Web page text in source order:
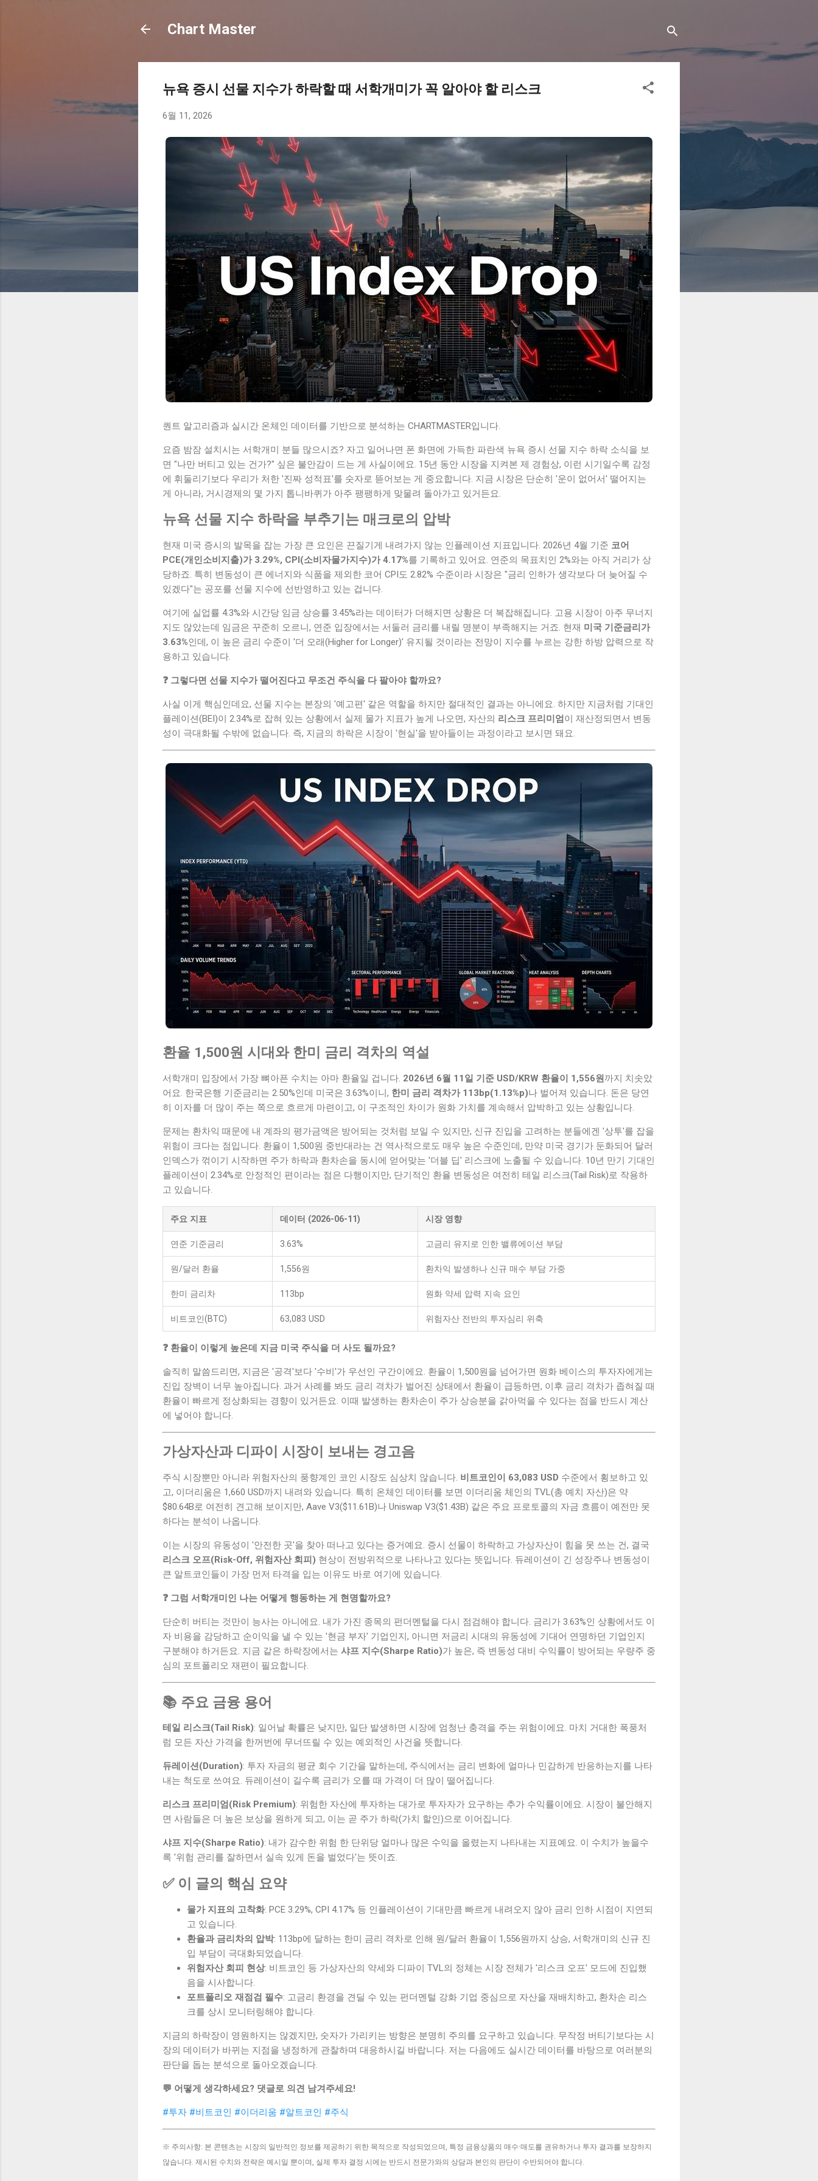
Chart Master
뉴욕 증시 선물 지수가 하락할 때 서학개미가 꼭 알아야 할 리스크
6월 11, 2026
퀀트 알고리즘과 실시간 온체인 데이터를 기반으로 분석하는 CHARTMASTER입니다.
요즘 밤잠 설치시는 서학개미 분들 많으시죠? 자고 일어나면 폰 화면에 가득한 파란색 뉴욕 증시 선물 지수 하락 소식을 보
면 "나만 버티고 있는 건가?" 싶은 불안감이 드는 게 사실이에요. 15년 동안 시장을 지켜본 제 경험상, 이런 시기일수록 감정
에 휘둘리기보다 우리가 처한 '진짜 성적표'를 숫자로 뜯어보는 게 중요합니다. 지금 시장은 단순히 '운이 없어서' 떨어지는
게 아니라, 거시경제의 몇 가지 톱니바퀴가 아주 팽팽하게 맞물려 돌아가고 있거든요.
뉴욕 선물 지수 하락을 부추기는 매크로의 압박
현재 미국 증시의 발목을 잡는 가장 큰 요인은 끈질기게 내려가지 않는 인플레이션 지표입니다. 2026년 4월 기준 코어
PCE(개인소비지출)가 3.29%, CPI(소비자물가지수)가 4.17%를 기록하고 있어요. 연준의 목표치인 2%와는 아직 거리가 상
당하죠. 특히 변동성이 큰 에너지와 식품을 제외한 코어 CPI도 2.82% 수준이라 시장은 "금리 인하가 생각보다 더 늦어질 수
있겠다"는 공포를 선물 지수에 선반영하고 있는 겁니다.
여기에 실업률 4.3%와 시간당 임금 상승률 3.45%라는 데이터가 더해지면 상황은 더 복잡해집니다. 고용 시장이 아주 무너지
지도 않았는데 임금은 꾸준히 오르니, 연준 입장에서는 서둘러 금리를 내릴 명분이 부족해지는 거죠. 현재 미국 기준금리가
3.63%인데, 이 높은 금리 수준이 '더 오래(Higher for Longer)' 유지될 것이라는 전망이 지수를 누르는 강한 하방 압력으로 작
용하고 있습니다.
❓ 그렇다면 선물 지수가 떨어진다고 무조건 주식을 다 팔아야 할까요?
사실 이게 핵심인데요, 선물 지수는 본장의 '예고편' 같은 역할을 하지만 절대적인 결과는 아니에요. 하지만 지금처럼 기대인
플레이션(BEI)이 2.34%로 잡혀 있는 상황에서 실제 물가 지표가 높게 나오면, 자산의 리스크 프리미엄 이 재산정되면서 변동
성이 극대화될 수밖에 없습니다. 즉, 지금의 하락은 시장이 '현실'을 받아들이는 과정이라고 보시면 돼요.
환율 1,500원 시대와 한미 금리 격차의 역설
서학개미 입장에서 가장 뼈아픈 수치는 아마 환율일 겁니다. 2026년 6월 11일 기준 USD/KRW 환율이 1,556원 까지 치솟았
어요. 한국은행 기준금리는 2.50%인데 미국은 3.63%이니, 한미 금리 격차가 113bp(1.13%p)나 벌어져 있습니다. 돈은 당연
히 이자를 더 많이 주는 쪽으로 흐르게 마련이고, 이 구조적인 차이가 원화 가치를 계속해서 압박하고 있는 상황입니다.
문제는 환차익 때문에 내 계좌의 평가금액은 방어되는 것처럼 보일 수 있지만, 신규 진입을 고려하는 분들에겐 '상투'를 잡을
위험이 크다는 점입니다. 환율이 1,500원 중반대라는 건 역사적으로도 매우 높은 수준인데, 만약 미국 경기가 둔화되어 달러
인덱스가 꺾이기 시작하면 주가 하락과 환차손을 동시에 얻어맞는 '더블 딥' 리스크에 노출될 수 있습니다. 10년 만기 기대인
플레이션이 2.34%로 안정적인 편이라는 점은 다행이지만, 단기적인 환율 변동성은 여전히 테일 리스크(Tail Risk)로 작용하
고 있습니다.
주요 지표 데이터 (2026-06-11) 시장 영향
연준 기준금리 3.63% 고금리 유지로 인한 밸류에이션 부담
원/달러 환율 1,556원 환차익 발생하나 신규 매수 부담 가중
한미 금리차 113bp 원화 약세 압력 지속 요인
비트코인(BTC) 63,083 USD 위험자산 전반의 투자심리 위축
❓ 환율이 이렇게 높은데 지금 미국 주식을 더 사도 될까요?
솔직히 말씀드리면, 지금은 '공격'보다 '수비'가 우선인 구간이에요. 환율이 1,500원을 넘어가면 원화 베이스의 투자자에게는
진입 장벽이 너무 높아집니다. 과거 사례를 봐도 금리 격차가 벌어진 상태에서 환율이 급등하면, 이후 금리 격차가 좁혀질 때
환율이 빠르게 정상화되는 경향이 있거든요. 이때 발생하는 환차손이 주가 상승분을 갉아먹을 수 있다는 점을 반드시 계산
에 넣어야 합니다.
가상자산과 디파이 시장이 보내는 경고음
주식 시장뿐만 아니라 위험자산의 풍향계인 코인 시장도 심상치 않습니다. 비트코인이 63,083 USD 수준에서 횡보하고 있
고, 이더리움은 1,660 USD까지 내려와 있습니다. 특히 온체인 데이터를 보면 이더리움 체인의 TVL(총 예치 자산)은 약
$80.64B로 여전히 견고해 보이지만, Aave V3($11.61B)나 Uniswap V3($1.43B) 같은 주요 프로토콜의 자금 흐름이 예전만 못
하다는 분석이 나옵니다.
이는 시장의 유동성이 '안전한 곳'을 찾아 떠나고 있다는 증거예요. 증시 선물이 하락하고 가상자산이 힘을 못 쓰는 건, 결국
리스크 오프(Risk-Off, 위험자산 회피) 현상이 전방위적으로 나타나고 있다는 뜻입니다. 듀레이션이 긴 성장주나 변동성이
큰 알트코인들이 가장 먼저 타격을 입는 이유도 바로 여기에 있습니다.
❓ 그럼 서학개미인 나는 어떻게 행동하는 게 현명할까요?
단순히 버티는 것만이 능사는 아니에요. 내가 가진 종목의 펀더멘털을 다시 점검해야 합니다. 금리가 3.63%인 상황에서도 이
자 비용을 감당하고 순이익을 낼 수 있는 '현금 부자' 기업인지, 아니면 저금리 시대의 유동성에 기대어 연명하던 기업인지
구분해야 하거든요. 지금 같은 하락장에서는 샤프 지수(Sharpe Ratio)가 높은, 즉 변동성 대비 수익률이 방어되는 우량주 중
심의 포트폴리오 재편이 필요합니다.
📚 주요 금융 용어
테일 리스크(Tail Risk): 일어날 확률은 낮지만, 일단 발생하면 시장에 엄청난 충격을 주는 위험이에요. 마치 거대한 폭풍처
럼 모든 자산 가격을 한꺼번에 무너뜨릴 수 있는 예외적인 사건을 뜻합니다.
듀레이션(Duration): 투자 자금의 평균 회수 기간을 말하는데, 주식에서는 금리 변화에 얼마나 민감하게 반응하는지를 나타
내는 척도로 쓰여요. 듀레이션이 길수록 금리가 오를 때 가격이 더 많이 떨어집니다.
리스크 프리미엄(Risk Premium): 위험한 자산에 투자하는 대가로 투자자가 요구하는 추가 수익률이에요. 시장이 불안해지
면 사람들은 더 높은 보상을 원하게 되고, 이는 곧 주가 하락(가치 할인)으로 이어집니다.
샤프 지수(Sharpe Ratio): 내가 감수한 위험 한 단위당 얼마나 많은 수익을 올렸는지 나타내는 지표예요. 이 수치가 높을수
록 '위험 관리를 잘하면서 실속 있게 돈을 벌었다'는 뜻이죠.
✅ 이 글의 핵심 요약
물가 지표의 고착화: PCE 3.29%, CPI 4.17% 등 인플레이션이 기대만큼 빠르게 내려오지 않아 금리 인하 시점이 지연되
고 있습니다.
환율과 금리차의 압박: 113bp에 달하는 한미 금리 격차로 인해 원/달러 환율이 1,556원까지 상승, 서학개미의 신규 진
입 부담이 극대화되었습니다.
위험자산 회피 현상: 비트코인 등 가상자산의 약세와 디파이 TVL의 정체는 시장 전체가 '리스크 오프' 모드에 진입했
음을 시사합니다.
포트폴리오 재점검 필수: 고금리 환경을 견딜 수 있는 펀더멘털 강화 기업 중심으로 자산을 재배치하고, 환차손 리스
크를 상시 모니터링해야 합니다.
지금의 하락장이 영원하지는 않겠지만, 숫자가 가리키는 방향은 분명히 주의를 요구하고 있습니다. 무작정 버티기보다는 시
장의 데이터가 바뀌는 지점을 냉정하게 관찰하며 대응하시길 바랍니다. 저는 다음에도 실시간 데이터를 바탕으로 여러분의
판단을 돕는 분석으로 돌아오겠습니다.
💬 어떻게 생각하세요? 댓글로 의견 남겨주세요!
#투자 #비트코인 #이더리움 #알트코인 #주식
※ 주의사항: 본 콘텐츠는 시장의 일반적인 정보를 제공하기 위한 목적으로 작성되었으며, 특정 금융상품의 매수·매도를 권유하거나 투자 결과를 보장하지
않습니다. 제시된 수치와 전략은 예시일 뿐이며, 실제 투자 결정 시에는 반드시 전문가와의 상담과 본인의 판단이 수반되어야 합니다.